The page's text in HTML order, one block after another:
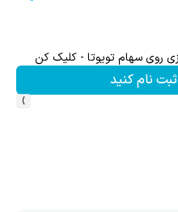
ثبت نام کنید
›